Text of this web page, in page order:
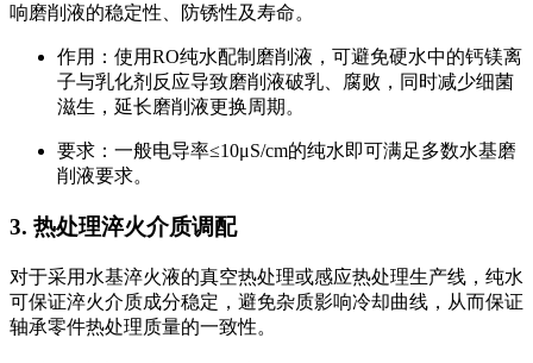
响磨削液的稳定性、防锈性及寿命。
作用：使用RO纯水配制磨削液，可避免硬水中的钙镁离
子与乳化剂反应导致磨削液破乳、腐败，同时减少细菌
滋生，延长磨削液更换周期。
要求：一般电导率≤10μS/cm的纯水即可满足多数水基磨
削液要求。
3. 热处理淬火介质调配
对于采用水基淬火液的真空热处理或感应热处理生产线，纯水
可保证淬火介质成分稳定，避免杂质影响冷却曲线，从而保证
轴承零件热处理质量的一致性。